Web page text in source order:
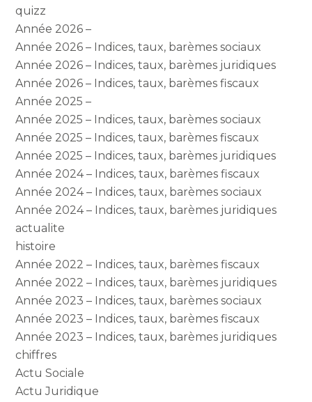
quizz
Année 2026 –
Année 2026 – Indices, taux, barèmes sociaux
Année 2026 – Indices, taux, barèmes juridiques
Année 2026 – Indices, taux, barèmes fiscaux
Année 2025 –
Année 2025 – Indices, taux, barèmes sociaux
Année 2025 – Indices, taux, barèmes fiscaux
Année 2025 – Indices, taux, barèmes juridiques
Année 2024 – Indices, taux, barèmes fiscaux
Année 2024 – Indices, taux, barèmes sociaux
Année 2024 – Indices, taux, barèmes juridiques
actualite
histoire
Année 2022 – Indices, taux, barèmes fiscaux
Année 2022 – Indices, taux, barèmes juridiques
Année 2023 – Indices, taux, barèmes sociaux
Année 2023 – Indices, taux, barèmes fiscaux
Année 2023 – Indices, taux, barèmes juridiques
chiffres
Actu Sociale
Actu Juridique